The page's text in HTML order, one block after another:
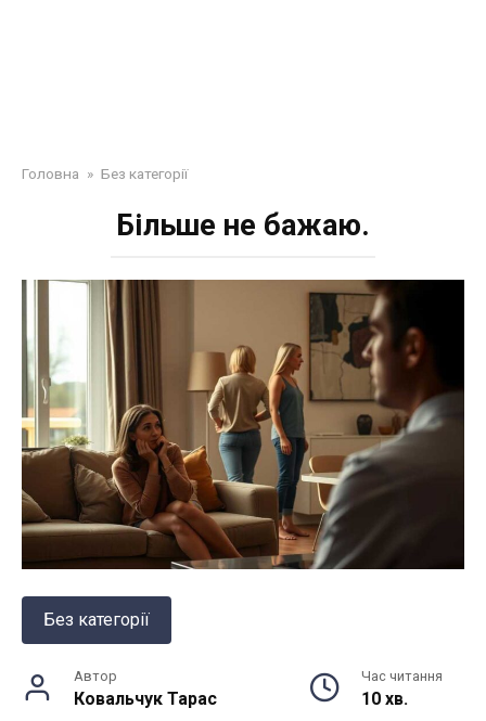
Головна » Без категорії
Більше не бажаю.
Без категорії
Автор
Ковальчук Тарас
Час читання
10 хв.